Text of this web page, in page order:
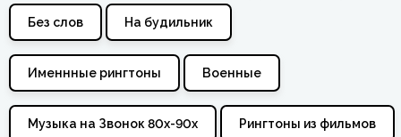
Без слов На будильник
Именнные рингтоны Военные
Музыка на Звонок 80х-90х Рингтоны из фильмов